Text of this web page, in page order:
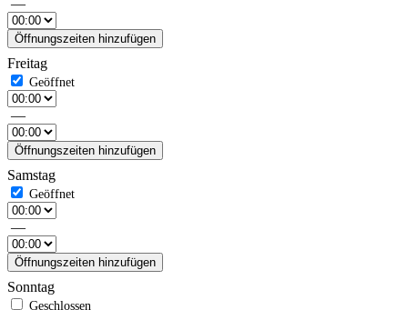
Öffnungszeiten hinzufügen
Freitag
—
Öffnungszeiten hinzufügen
Samstag
—
Öffnungszeiten hinzufügen
Sonntag